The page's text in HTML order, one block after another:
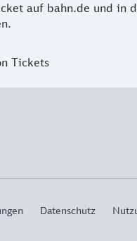
auf bahn.de und
Tickets
Datenschutz